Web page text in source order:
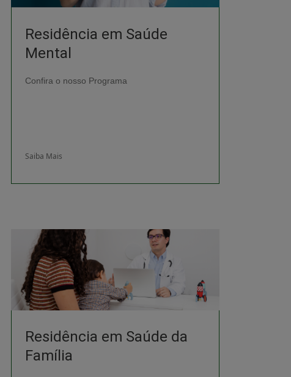
Residência em Saúde
Mental
Confira o nosso Programa
Saiba Mais
Residência em Saúde da
Família